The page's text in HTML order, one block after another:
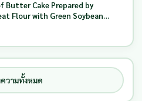
Butter Cake Prepared by
Flour with Green Soybean
วามทั้งหมด